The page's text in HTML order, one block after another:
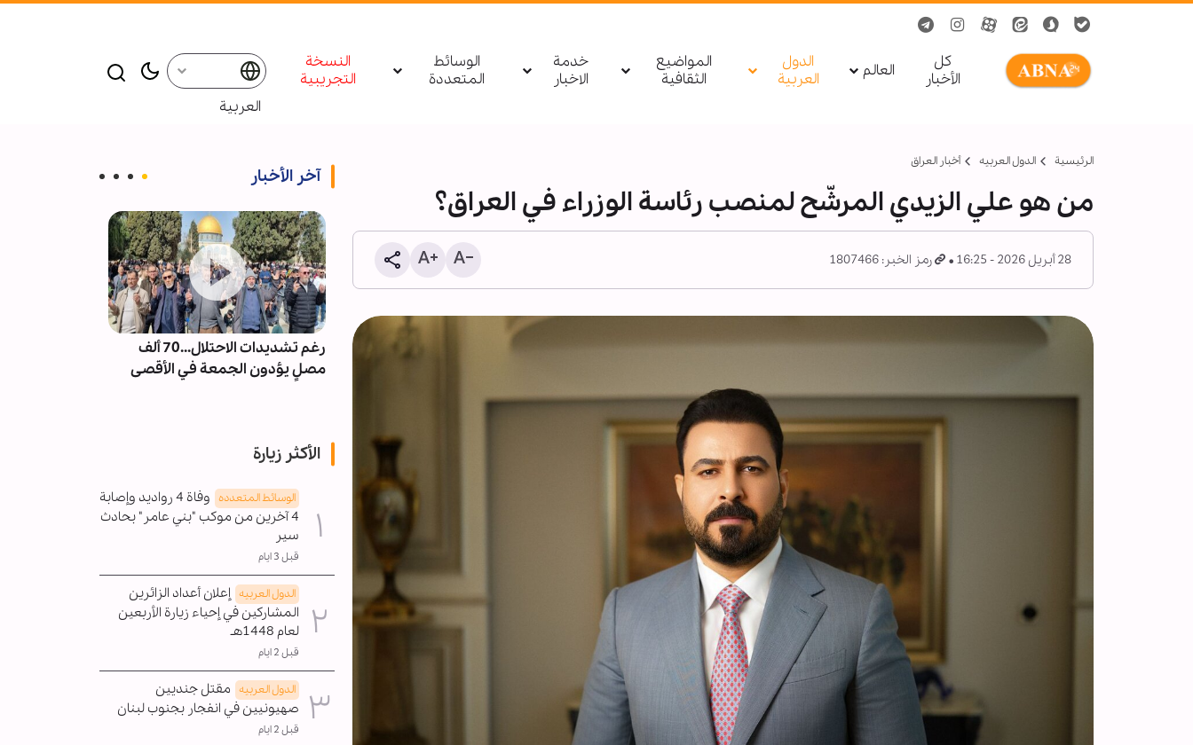
کل
الأخبار
العالم
الدول
العربیة
المواضيع
الثقافية
خدمة
الاخبار
الوسائط
المتعددة
النسخة
التجريبية
العربية
الرئيسية الدول العربیه أخبار العراق
من هو علي الزيدي المرشّح لمنصب رئاسة الوزراء في العراق؟
28 أبريل 2026 - 16:25 رمز الخبر: 1807466
آخر الأخبار
مصدر يمني: أي تحرك لقوات من
رغم تشديدات الاحتلال...70 ألف
مصلٍ يؤدون الجمعة في الأقصى
الأكثر زيارة
الوسائط المتعدده
وفاة 4 رواديد وإصابة
4 آخرين من موكب "بني عامر" بحادث
سير
قبل 3 ايام
الدول العربیه إعلان أعداد الزائرين
المشاركين في إحياء زيارة الأربعين
لعام 1448هـ
قبل 2 ايام
الدول العربیه مقتل جنديين
صهيونيين في انفجار بجنوب لبنان
قبل 2 ايام